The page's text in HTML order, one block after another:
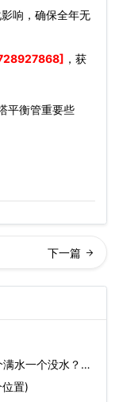
响，确保全年无
，获
平衡管重要些
运行时的注意事项
些？冷却塔冬天注
水一个没水？
置)